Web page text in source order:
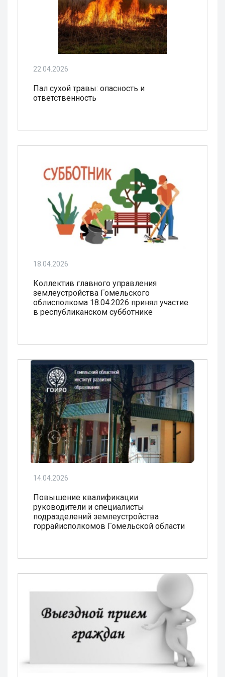
22.04.2026
Пал сухой травы: опасность и
ответственность
18.04.2026
Коллектив главного управления
землеустройства Гомельского
облисполкома 18.04.2026 принял участие
в республиканском субботнике
14.04.2026
Повышение квалификации
руководители и специалисты
подразделений землеустройства
горрайисполкомов Гомельской области